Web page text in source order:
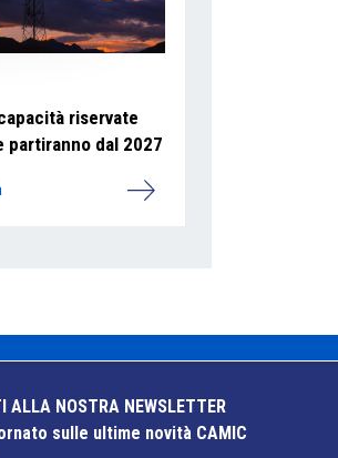
riservate
dal 2027
ALLA NOSTRA NEWSLETTER
sulle ultime novità CAMIC